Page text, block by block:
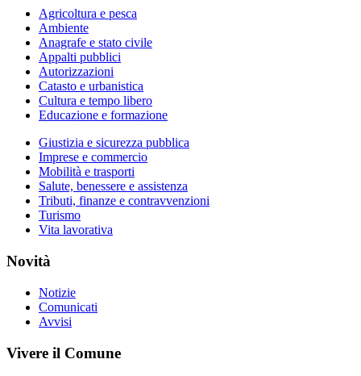
Agricoltura e pesca
Ambiente
Anagrafe e stato civile
Appalti pubblici
Autorizzazioni
Catasto e urbanistica
Cultura e tempo libero
Educazione e formazione
Giustizia e sicurezza pubblica
Imprese e commercio
Mobilità e trasporti
Salute, benessere e assistenza
Tributi, finanze e contravvenzioni
Turismo
Vita lavorativa
Novità
Notizie
Comunicati
Avvisi
Vivere il Comune